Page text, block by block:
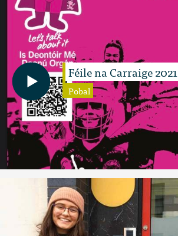
Féile na Carraige 2021
Pobal